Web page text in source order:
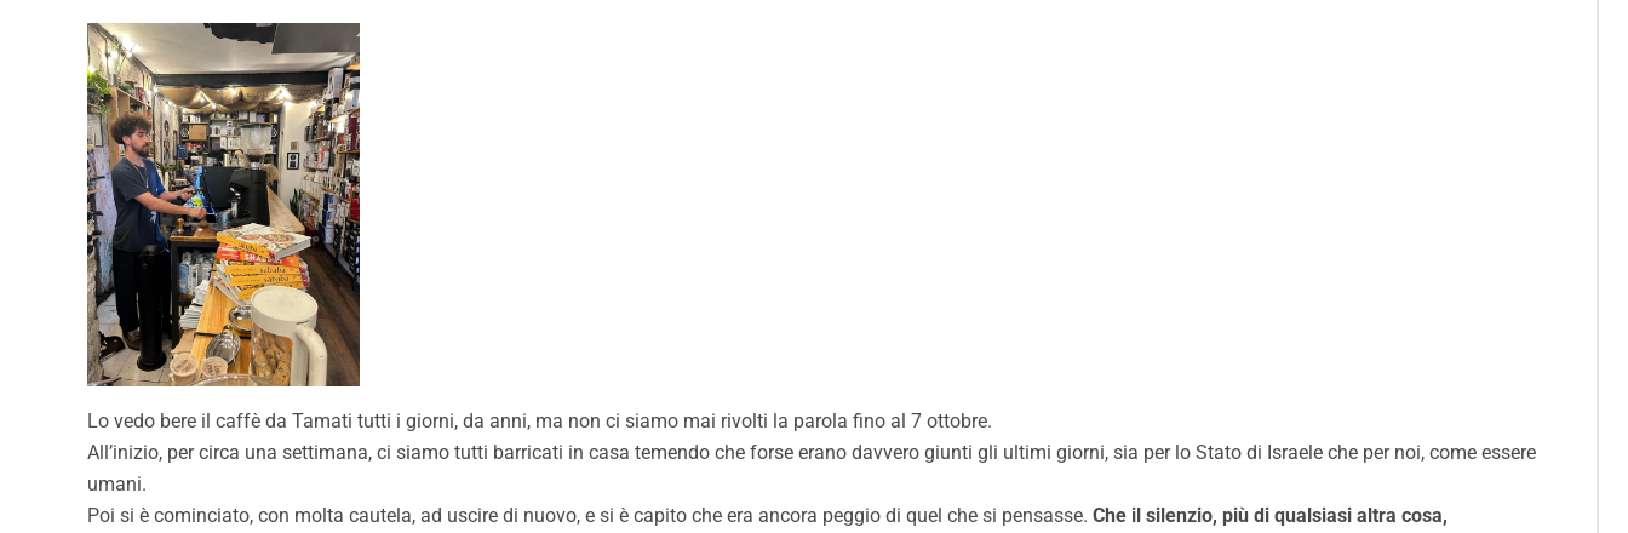
Lo vedo bere il caffè da Tamati tutti i giorni, da anni, ma non ci siamo mai rivolti la parola fino al 7 ottobre.
All’inizio, per circa una settimana, ci siamo tutti barricati in casa temendo che forse erano davvero giunti gli ultimi giorni, sia per lo Stato di Israele che per noi, come essere
umani.
Poi si è cominciato, con molta cautela, ad uscire di nuovo, e si è capito che era ancora peggio di quel che si pensasse. Che il silenzio, più di qualsiasi altra cosa,